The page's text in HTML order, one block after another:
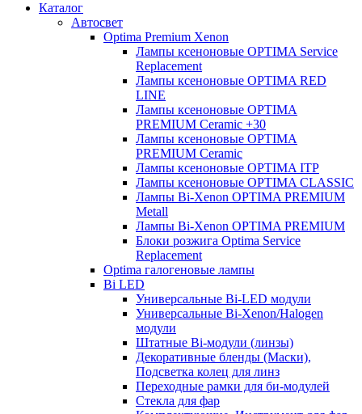
Каталог
Автосвет
Optima Premium Xenon
Лампы ксеноновые OPTIMA Service
Replacement
Лампы ксеноновые OPTIMA RED
LINE
Лампы ксеноновые OPTIMA
PREMIUM Ceramic +30
Лампы ксеноновые OPTIMA
PREMIUM Ceramic
Лампы ксеноновые OPTIMA ITP
Лампы ксеноновые OPTIMA CLASSIC
Лампы Bi-Xenon OPTIMA PREMIUM
Metall
Лампы Bi-Xenon OPTIMA PREMIUM
Блоки розжига Optima Service
Replacement
Optima галогеновые лампы
Bi LED
Универсальные Bi-LED модули
Универсальные Bi-Xenon/Halogen
модули
Штатные Bi-модули (линзы)
Декоративные бленды (Маски),
Подсветка колец для линз
Переходные рамки для би-модулей
Стекла для фар